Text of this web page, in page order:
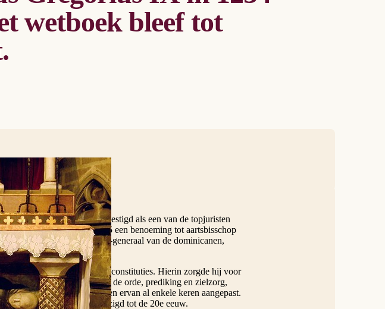
wetboek bleef tot
Raymundus’ naam bevestigd als een van de topjuristen
Catalonië, nadat hij in 1235 een benoeming tot aartsbisschop
werd gekozen tot magister-generaal van de dominicanen,
van de dominicaanse constituties. Hierin zorgde hij voor
die de kerntaken van de orde, prediking en zielzorg,
waren de bepalingen ervan al enkele keren aangepast.
in grote lijnen ongewijzigd tot de 20e eeuw.